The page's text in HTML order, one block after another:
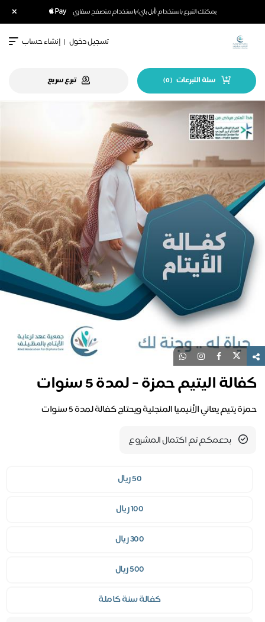
يمكنك التبرع باستخدام (أبل باي) باستخدام متصفح سفاري
تسجيل دخول | إنشاء حساب
سلة التبرعات (
0
) تبرع سريع
اليتيم حمزة - لمدة 5 سنوات
يتيم يعاني الأنيميا المنجلية ويحتاج كفالة لمدة 5 سنوات
بدعمكم تم اكتمال المشروع
كفالة سنة كاملة